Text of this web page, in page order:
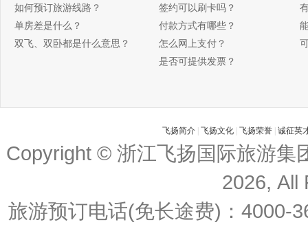
如何预订旅游线路？
单房差是什么？
双飞、双卧都是什么意思？
签约可以刷卡吗？
付款方式有哪些？
怎么网上支付？
是否可提供发票？
飞扬简介 飞扬文化 飞扬荣誉 诚征英
Copyright © 浙江飞扬国际旅游集
2026, All
旅游预订电话(免长途费)：4000-